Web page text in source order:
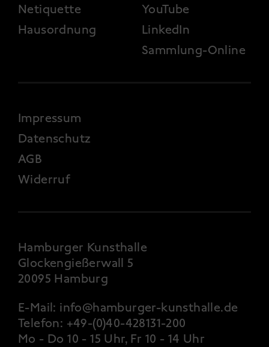
Netiquette
Hausordnung
YouTube
LinkedIn
Sammlung-Online
FOOTER 4
Impressum
Datenschutz
AGB
Widerruf
Hamburger Kunsthalle
Glockengießerwall 5
20095 Hamburg
E-Mail: info@hamburger-kunsthalle.de
Telefon: +49-(0)40-428131-200
Mo - Do 10 - 15 Uhr, Fr 10 - 14 Uhr